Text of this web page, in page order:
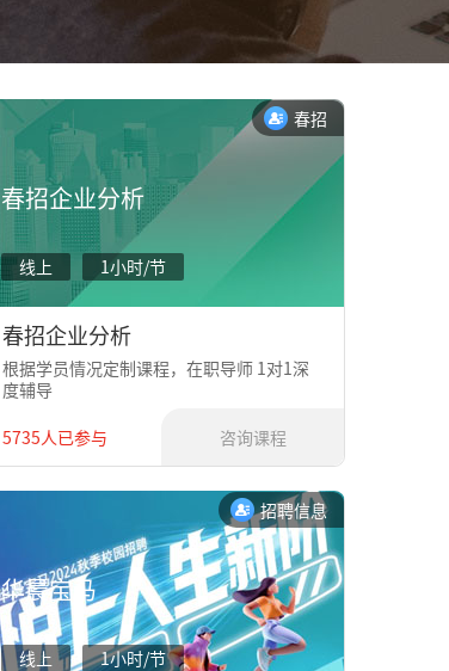
春招
春招企业分析
线上 1小时/节
春招企业分析
根据学员情况定制课程，在职导师 1对1深
度辅导
5735人已参与
咨询课程
招聘信息
华晨宝马
线上 1小时/节